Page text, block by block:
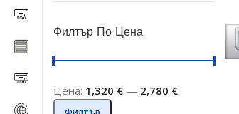
Филтър По Цена
Цена: 1,320 € — 2,780 €